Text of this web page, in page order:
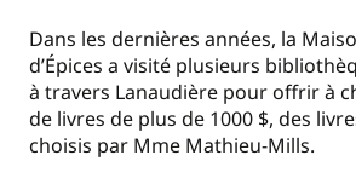
Dans les dernières années, la
d’Épices a visité plusieurs
à travers Lanaudière pour offrir à
de livres de plus de 1000 $, des
choisis par Mme Mathieu-Mills.